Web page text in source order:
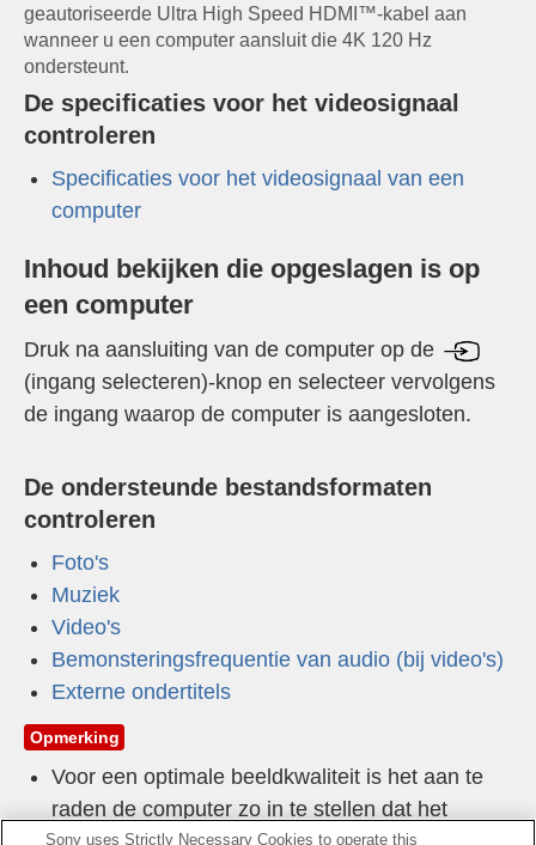
geautoriseerde Ultra High Speed HDMI™-kabel aan
wanneer u een computer aansluit die 4K 120 Hz
ondersteunt.
De specificaties voor het videosignaal
controleren
Specificaties voor het videosignaal van een
computer
Inhoud bekijken die opgeslagen is op
een computer
Druk na aansluiting van de computer op de
(ingang selecteren)-knop en selecteer vervolgens
de ingang waarop de computer is aangesloten.
De ondersteunde bestandsformaten
controleren
Foto's
Muziek
Video's
Bemonsteringsfrequentie van audio (bij video's)
Externe ondertitels
Opmerking
Voor een optimale beeldkwaliteit is het aan te
raden de computer zo in te stellen dat het
Sony uses Strictly Necessary Cookies to operate this